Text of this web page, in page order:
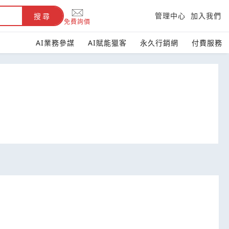
搜尋
免費詢價
管理中心 加入我們
AI業務參謀 AI賦能獵客 永久行銷網 付費服務